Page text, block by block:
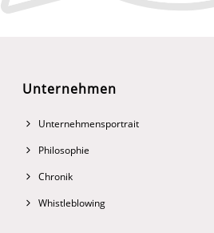
Unternehmen
Unternehmensportrait
Philosophie
Chronik
Whistleblowing